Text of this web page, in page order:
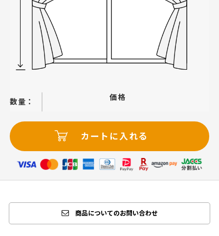
価格
カートに入れる
商品についてのお問い合わせ